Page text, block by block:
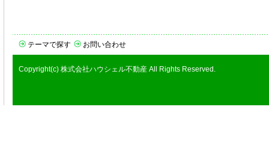
テーマで探す お問い合わせ
Copyright(c) 株式会社ハウシェル不動産 All Rights Reserved.